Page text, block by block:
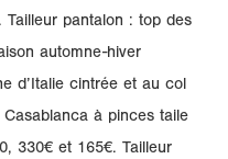
pantalon : top des
automne-hiver
d’Italie cintrée et au col
à pinces taile
330€ et 165€. Tailleur